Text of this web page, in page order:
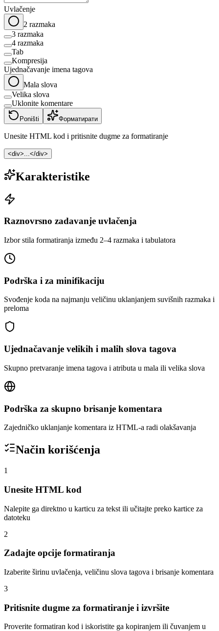
Uvlačenje
2 razmaka
3 razmaka
4 razmaka
Tab
Kompresija
Ujednačavanje imena tagova
Mala slova
Velika slova
Uklonite komentare
Poništi Форматирати
Unesite HTML kod i pritisnite dugme za formatiranje
<div>...</div>
Karakteristike
Raznovrsno zadavanje uvlačenja
Izbor stila formatiranja između 2–4 razmaka i tabulatora
Podrška i za minifikaciju
Svođenje koda na najmanju veličinu uklanjanjem suvišnih razmaka i
preloma
Ujednačavanje velikih i malih slova tagova
Skupno pretvaranje imena tagova i atributa u mala ili velika slova
Podrška za skupno brisanje komentara
Zajedničko uklanjanje komentara iz HTML-a radi olakšavanja
Način korišćenja
1
Unesite HTML kod
Nalepite ga direktno u karticu za tekst ili učitajte preko kartice za
datoteku
2
Zadajte opcije formatiranja
Izaberite širinu uvlačenja, veličinu slova tagova i brisanje komentara
3
Pritisnite dugme za formatiranje i izvršite
Proverite formatiran kod i iskoristite ga kopiranjem ili čuvanjem u